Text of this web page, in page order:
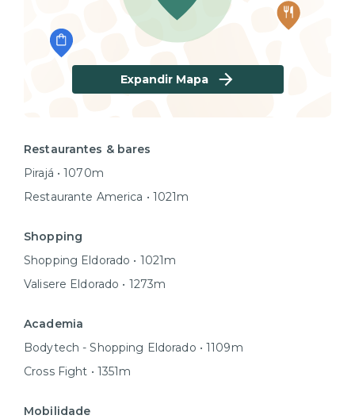
Expandir Mapa
Restaurantes & bares
Pirajá • 1070m
Restaurante America • 1021m
Shopping
Shopping Eldorado • 1021m
Valisere Eldorado • 1273m
Academia
Bodytech - Shopping Eldorado • 1109m
Cross Fight • 1351m
Mobilidade